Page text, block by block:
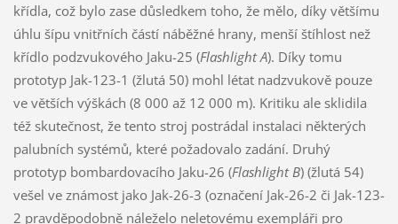
křídla, což bylo zase důsledkem toho, že mělo, díky většímu
úhlu šípu vnitřních částí náběžné hrany, menší štíhlost než
křídlo podzvukového Jaku-25 (Flashlight A). Díky tomu
prototyp Jak-123-1 (žlutá 50) mohl létat nadzvukově pouze
ve větších výškách (8 000 až 12 000 m). Kritiku ale sklidila
též skutečnost, že tento stroj postrádal instalaci některých
palubních systémů, které požadovalo zadání. Druhý
prototyp bombardovacího Jaku-26 (Flashlight B) (žlutá 54)
vešel ve známost jako Jak-26-3 (označení Jak-26-2 či Jak-123-
2 pravděpodobně náleželo neletovému exempláři pro